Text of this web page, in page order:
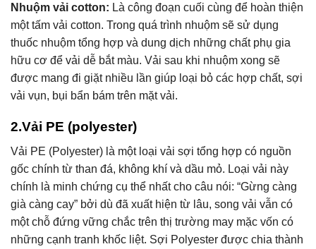
Nhuộm vải cotton: Là công đoạn cuối cùng để hoàn thiện
một tấm vải cotton. Trong quá trình nhuộm sẽ sử dụng
thuốc nhuộm tổng hợp và dung dịch những chất phụ gia
hữu cơ để vải dễ bắt màu. Vải sau khi nhuộm xong sẽ
được mang đi giặt nhiều lần giúp loại bỏ các hợp chất, sợi
vải vụn, bụi bẩn bám trên mặt vải.
2.Vải PE (polyester)
Vải PE (Polyester) là một loại vải sợi tổng hợp có nguồn
gốc chính từ than đá, không khí và dầu mỏ. Loại vải này
chính là minh chứng cụ thể nhất cho câu nói: “Gừng càng
già càng cay” bởi dù đã xuất hiện từ lâu, song vải vẫn có
một chỗ đứng vững chắc trên thị trường may mặc vốn có
những cạnh tranh khốc liệt. Sợi Polyester được chia thành